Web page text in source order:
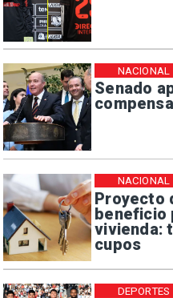
Senado
NACIONAL
Proyecto
beneficio
vivienda:
cupos
NACIONAL
DEPORTES